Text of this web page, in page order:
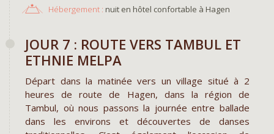
Hébergement : nuit en hôtel confortable à Hagen
​JOUR 7 : ROUTE VERS TAMBUL ET
ETHNIE MELPA
Départ dans la matinée vers un village situé à 2
heures de route de Hagen, dans la région de
Tambul, où nous passons la journée entre ballade
dans les environs et découvertes de danses